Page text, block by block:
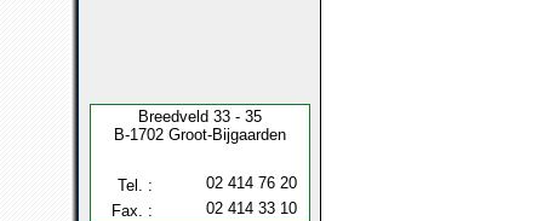
Breedveld 33 - 35
B-1702 Groot-Bijgaarden
Tel. :
02 414 76 20
Fax. :
02 414 33 10